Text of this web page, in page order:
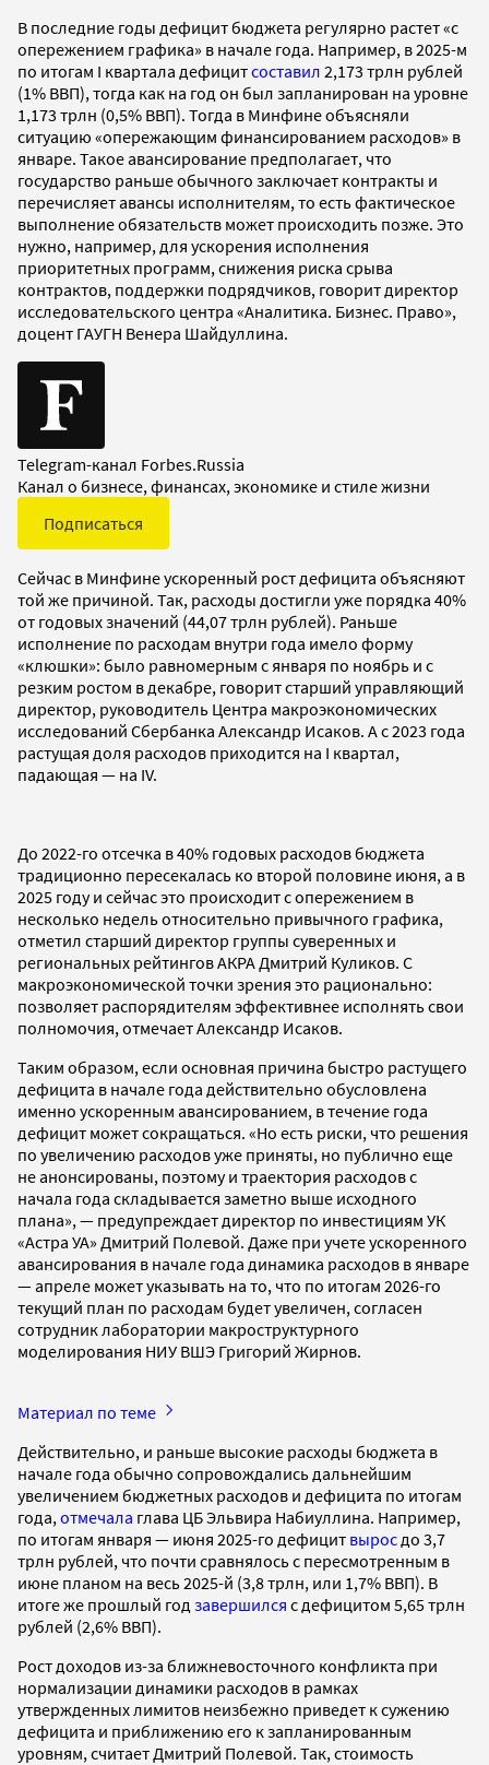
В последние годы дефицит бюджета регулярно растет «с
опережением графика» в начале года. Например, в 2025-м
по итогам I квартала дефицитсоставил 2,173 трлн рублей
(1% ВВП), тогда как на год он был запланирован на уровне
1,173 трлн (0,5% ВВП). Тогда в Минфине объясняли
ситуацию «опережающим финансированием расходов» в
январе. Такое авансирование предполагает, что
государство раньше обычного заключает контракты и
перечисляет авансы исполнителям, то есть фактическое
выполнение обязательств может происходить позже. Это
нужно, например, для ускорения исполнения
приоритетных программ, снижения риска срыва
контрактов, поддержки подрядчиков, говорит директор
исследовательского центра «Аналитика. Бизнес. Право»,
доцент ГАУГН Венера Шайдуллина.
Telegram-канал Forbes.Russia
Канал о бизнесе, финансах, экономике и стиле жизни
Подписаться
Сейчас в Минфине ускоренный рост дефицита объясняют
той же причиной. Так, расходы достигли уже порядка 40%
от годовых значений (44,07 трлн рублей). Раньше
исполнение по расходам внутри года имело форму
«клюшки»: было равномерным с января по ноябрь и с
резким ростом в декабре, говорит старший управляющий
директор, руководитель Центра макроэкономических
исследований Сбербанка Александр Исаков. А с 2023 года
растущая доля расходов приходится на I квартал,
падающая — на IV.
До 2022-го отсечка в 40% годовых расходов бюджета
традиционно пересекалась ко второй половине июня, а в
2025 году и сейчас это происходит с опережением в
несколько недель относительно привычного графика,
отметил старший директор группы суверенных и
региональных рейтингов АКРА Дмитрий Куликов. С
макроэкономической точки зрения это рационально:
позволяет распорядителям эффективнее исполнять свои
полномочия, отмечает Александр Исаков.
Таким образом, если основная причина быстро растущего
дефицита в начале года действительно обусловлена
именно ускоренным авансированием, в течение года
дефицит может сокращаться. «Но есть риски, что решения
по увеличению расходов уже приняты, но публично еще
не анонсированы, поэтому и траектория расходов с
начала года складывается заметно выше исходного
плана», — предупреждает директор по инвестициям УК
«Астра УА» Дмитрий Полевой. Даже при учете ускоренного
авансирования в начале года динамика расходов в январе
— апреле может указывать на то, что по итогам 2026-го
текущий план по расходам будет увеличен, согласен
сотрудник лаборатории макроструктурного
моделирования НИУ ВШЭ Григорий Жирнов.
Материал по теме
Действительно, и раньше высокие расходы бюджета в
начале года обычно сопровождались дальнейшим
увеличением бюджетных расходов и дефицита по итогам
года, отмечала глава ЦБ Эльвира Набиуллина. Например,
по итогам января — июня 2025-го дефицит вырос до 3,7
трлн рублей, что почти сравнялось с пересмотренным в
июне планом на весь 2025-й (3,8 трлн, или 1,7% ВВП). В
итоге же прошлый год завершился с дефицитом 5,65 трлн
рублей (2,6% ВВП).
Рост доходов из-за ближневосточного конфликта при
нормализации динамики расходов в рамках
утвержденных лимитов неизбежно приведет к сужению
дефицита и приближению его к запланированным
уровням, считает Дмитрий Полевой. Так, стоимость